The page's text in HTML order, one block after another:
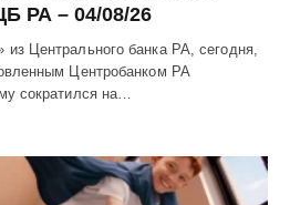
РА – 04/08/26
Центрального банка РА, сегодня,
Центробанком РА
сократился на…